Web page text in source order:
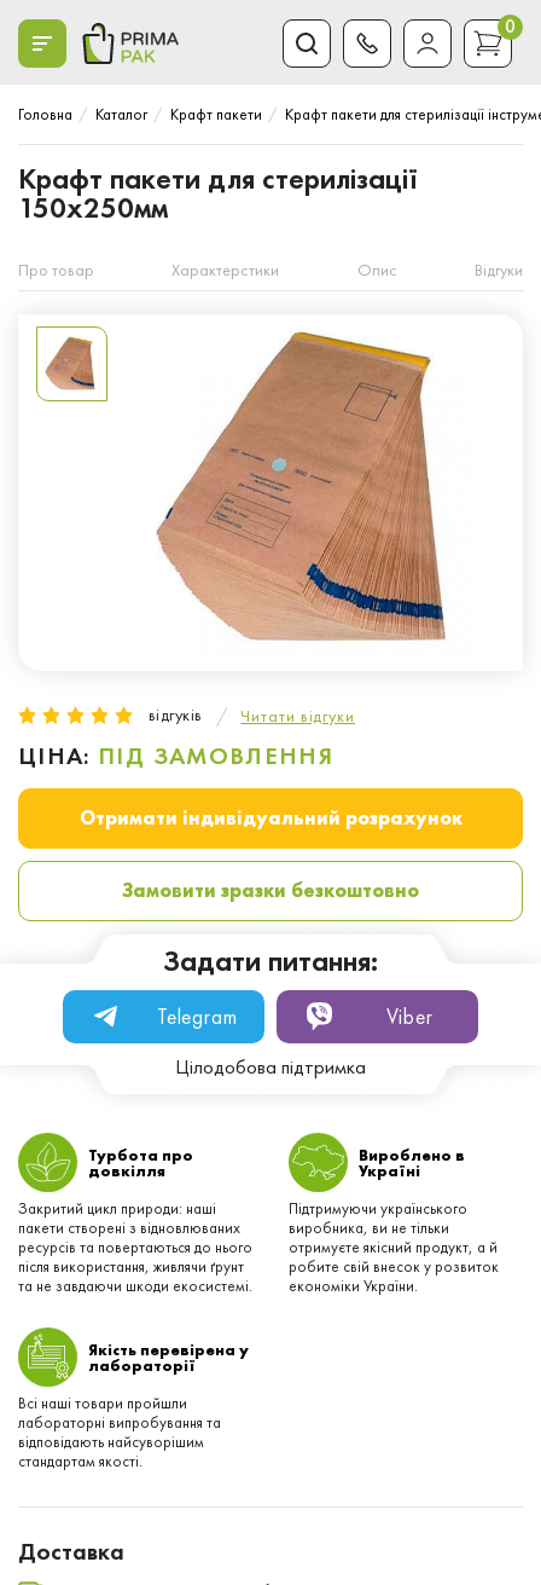
0
Головна Каталог Крафт пакети Крафт пакети для стерилізації
Крафт пакети для стерилізації
150x250мм
Про товар Характерстики Опис Відгуки
відгуків Читати відгуки
ЦІНА: ПІД ЗАМОВЛЕННЯ
Отримати індивідуальний розрахунок
Замовити зразки безкоштовно
Задати питання:
Telegram Viber
Цілодобова підтримка
Турбота про
довкілля
Закритий цикл природи: наші
пакети створені з відновлюваних
ресурсів та повертаються до нього
після використання, живлячи ґрунт
та не завдаючи шкоди екосистемі.
Вироблено в
Українi
Підтримуючи українського
виробника, ви не тільки
отримуєте якісний продукт, а й
робите свій внесок у розвиток
економіки України.
Якість перевірена у
лабораторії
Всі наші товари пройшли
лабораторні випробування та
відповідають найсуворішим
стандартам якості.
Доставка